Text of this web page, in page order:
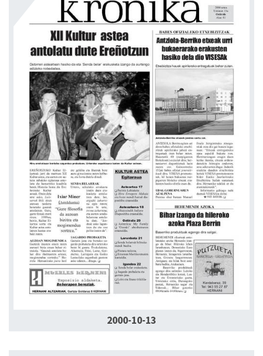
2000-10-13